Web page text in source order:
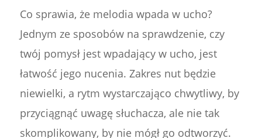
Co sprawia, że melodia wpada w ucho?
Jednym ze sposobów na sprawdzenie, czy
twój pomysł jest wpadający w ucho, jest
łatwość jego nucenia. Zakres nut będzie
niewielki, a rytm wystarczająco chwytliwy, by
przyciągnąć uwagę słuchacza, ale nie tak
skomplikowany, by nie mógł go odtworzyć.